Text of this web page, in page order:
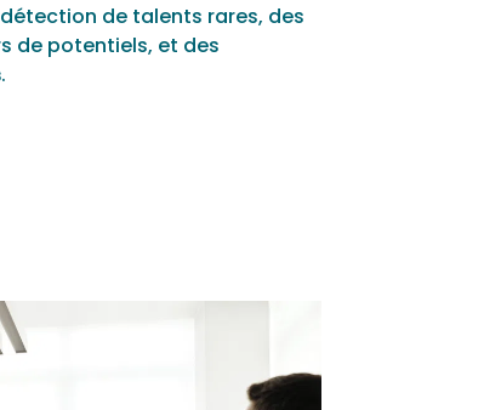
de talents rares, des
de potentiels, et des
.